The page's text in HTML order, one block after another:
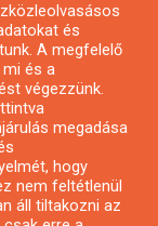
és
A megfelelő
és a
végezzünk.
megadása
hogy
nem feltétlenül
áll tiltakozni az